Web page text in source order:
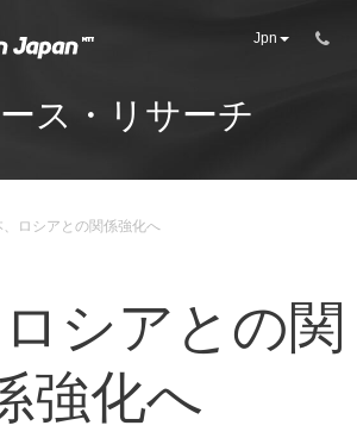
Jpn
ス・リサーチ
、ロシアとの関係強化へ
シアとの関
強化へ